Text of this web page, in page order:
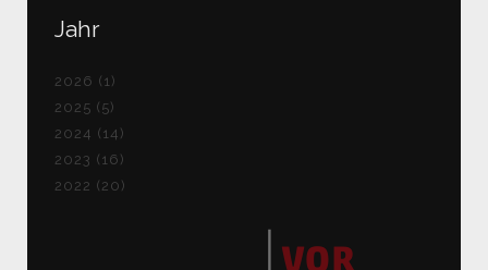
Jahr
2026 (1)
2025 (5)
2024 (14)
2023 (16)
2022 (20)